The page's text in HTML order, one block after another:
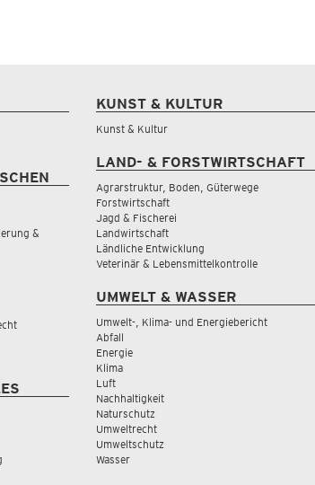
&
KUNST & KULTUR
Kunst & Kultur
LAND- & FORSTWIRTSCHAFT
Agrarstruktur, Boden, Güterwege
Forstwirtschaft
Jagd & Fischerei
Landwirtschaft
Ländliche Entwicklung
Veterinär & Lebensmittelkontrolle
UMWELT & WASSER
Umwelt-, Klima- und Energiebericht
Abfall
Energie
Klima
Luft
Nachhaltigkeit
Naturschutz
Umweltrecht
Umweltschutz
Wasser